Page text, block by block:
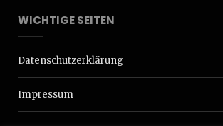
WICHTIGE SEITEN
Datenschutzerklärung
Impressum